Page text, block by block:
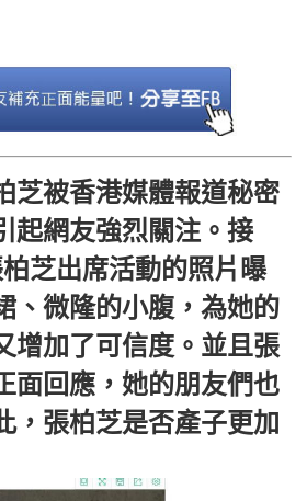
芝被香港媒體報道秘密
起網友強烈關注。接
芝出席活動的照片曝
、微隆的小腹，為她的
增加了可信度。並且張
面回應，她的朋友們也
，張柏芝是否產子更加